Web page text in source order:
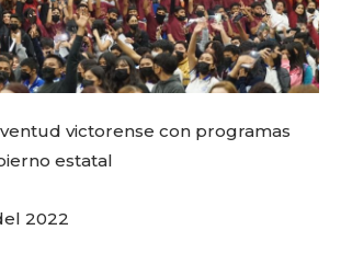
victorense con programas
estatal
2022